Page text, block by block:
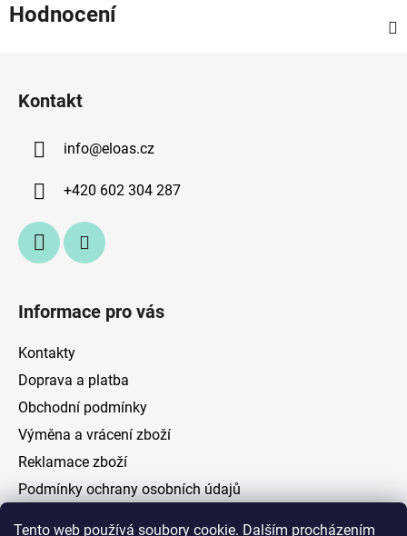
Tento web používá soubory cookie. Dalším procházením
Hodnocení
Kontakt
info@eloas.cz
+420 602 304 287
Informace pro vás
Kontakty
Doprava a platba
Obchodní podmínky
Výměna a vrácení zboží
Reklamace zboží
Podmínky ochrany osobních údajů